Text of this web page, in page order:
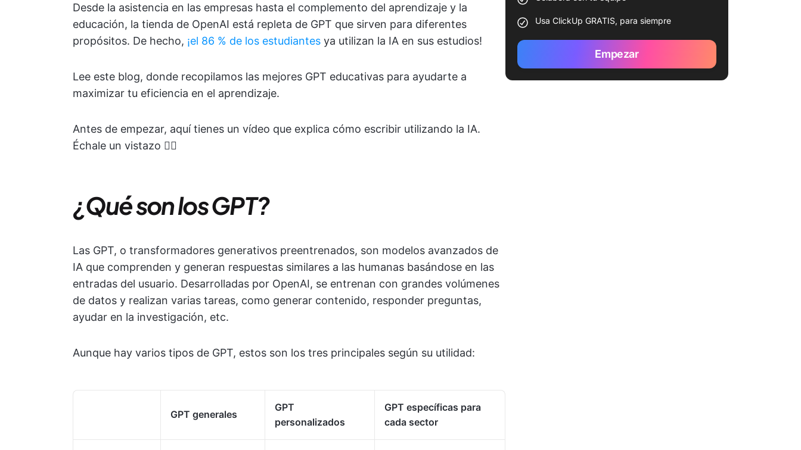
Desde la asistencia en las empresas hasta el complemento del aprendizaje y la
educación, la tienda de OpenAI está repleta de GPT que sirven para diferentes
propósitos. De hecho, ¡el 86 % de los estudiantes ya utilizan la IA en sus estudios!
Lee este blog, donde recopilamos las mejores GPT educativas para ayudarte a
maximizar tu eficiencia en el aprendizaje.
Antes de empezar, aquí tienes un vídeo que explica cómo escribir utilizando la IA.
Échale un vistazo 👇🏻
¿Qué son los GPT?
Las GPT, o transformadores generativos preentrenados, son modelos avanzados de
IA que comprenden y generan respuestas similares a las humanas basándose en las
entradas del usuario. Desarrolladas por OpenAI, se entrenan con grandes volúmenes
de datos y realizan varias tareas, como generar contenido, responder preguntas,
ayudar en la investigación, etc.
Aunque hay varios tipos de GPT, estos son los tres principales según su utilidad:
GPT generales
GPT
personalizados
GPT específicas para
cada sector
Usa ClickUp GRATIS, para siempre
Empezar